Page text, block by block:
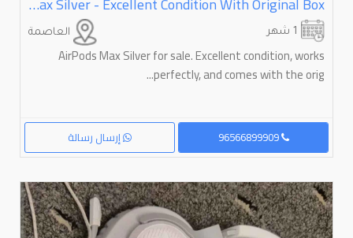
العاصمة
AirPods Max Silver for sale. Excellent condition, works
perfectly, and comes with the orig...
إرسال رسالة 96566899909